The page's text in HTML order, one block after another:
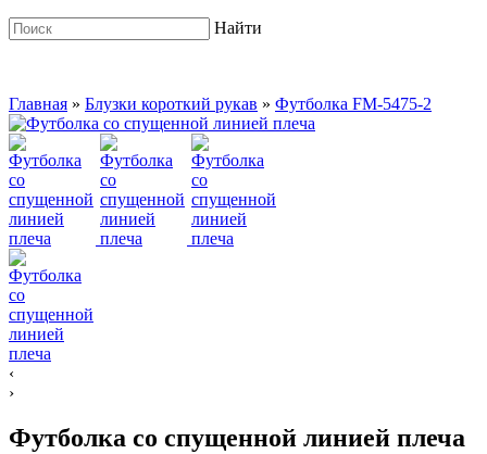
Найти
Главная » Блузки короткий рукав » Футболка FM-5475-2
‹
›
Футболка со спущенной линией плеча